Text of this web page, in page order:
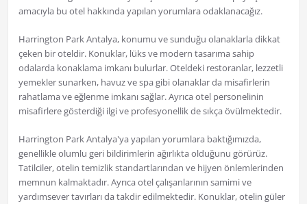
amacıyla bu otel hakkında yapılan yorumlara odaklanacağız.
Harrington Park Antalya, konumu ve sunduğu olanaklarla dikkat
çeken bir oteldir. Konuklar, lüks ve modern tasarıma sahip
odalarda konaklama imkanı bulurlar. Oteldeki restoranlar, lezzetli
yemekler sunarken, havuz ve spa gibi olanaklar da misafirlerin
rahatlama ve eğlenme imkanı sağlar. Ayrıca otel personelinin
misafirlere gösterdiği ilgi ve profesyonellik de sıkça övülmektedir.
Harrington Park Antalya'ya yapılan yorumlara baktığımızda,
genellikle olumlu geri bildirimlerin ağırlıkta olduğunu görürüz.
Tatilciler, otelin temizlik standartlarından ve hijyen önlemlerinden
memnun kalmaktadır. Ayrıca otel çalışanlarının samimi ve
yardımsever tavırları da takdir edilmektedir. Konuklar, otelin güler